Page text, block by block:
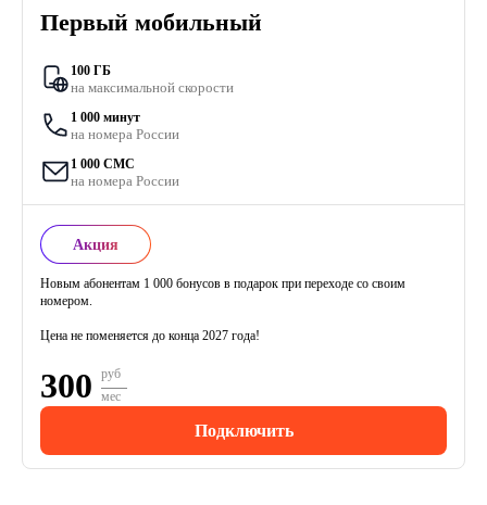
Первый мобильный
100 ГБ
на максимальной скорости
1 000 минут
на номера России
1 000 СМС
на номера России
Акция
Новым абонентам 1 000 бонусов в подарок при переходе со своим
номером.
Цена не поменяется до конца 2027 года!
300
руб
мес
Подключить